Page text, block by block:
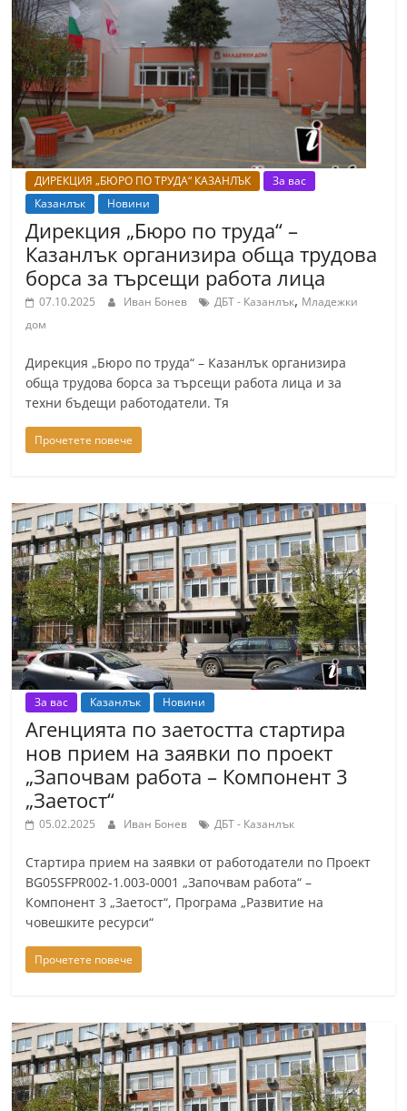
o
,
a
z
a
n
l
a
k
-
b
n
f
o
g
a
l
l
e
r
y
-
k
a
z
a
l
a
k
.
o
ДИРЕКЦИЯ „БЮРО ПО ТРУДА“ КАЗАНЛЪК
За вас
Казанлък
Новини
Дирекция „Бюро по труда“ –
Казанлък организира обща трудова
борса за търсещи работа лица
07.10.2025 Иван Бонев ДБТ - Казанлък, Младежки
дом
Дирекция „Бюро по труда“ – Казанлък организира
обща трудова борса за търсещи работа лица и за
техни бъдещи работодатели. Тя
Прочетете повече
За вас Казанлък Новини
Агенцията по заетостта стартира
нов прием на заявки по проект
„Започвам работа – Компонент 3
„Заетост“
05.02.2025 Иван Бонев ДБТ - Казанлък
Стартира прием на заявки от работодатели по Проект
BG05SFPR002-1.003-0001 „Започвам работа“ –
Компонент 3 „Заетост“, Програма „Развитие на
човешките ресурси“
Прочетете повече